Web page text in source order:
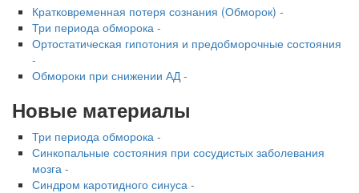
Кратковременная потеря сознания (Обморок) -
Три периода обморока -
Ортостатическая гипотония и предобморочные состояния
-
Обмороки при снижении АД -
Новые материалы
Три периода обморока -
Синкопальные состояния при сосудистых заболевания
мозга -
Синдром каротидного синуса -